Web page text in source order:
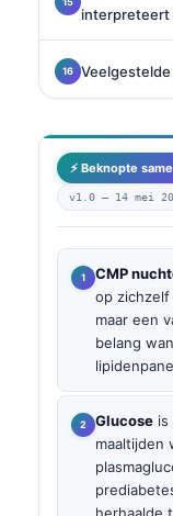
interpreteert
Veelgestelde
⚡ Beknopte
v1.0 — 14 mei
CMP
op zichzelf
maar een
belang
Glucose is
maaltijden